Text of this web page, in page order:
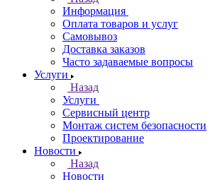
Информация
Оплата товаров и услуг
Самовывоз
Доставка заказов
Часто задаваемые вопросы
Услуги
Назад
Услуги
Сервисный центр
Монтаж систем безопасности
Проектирование
Новости
Назад
Новости